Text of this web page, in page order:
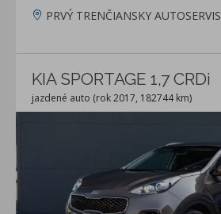
PRVÝ TRENČIANSKY AUTOSERVIS
KIA SPORTAGE 1,7 CRDi
jazdené auto (rok 2017, 182744 km)